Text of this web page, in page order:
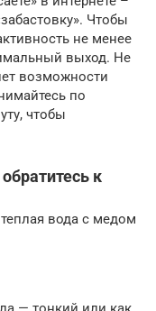
Чтобы
не менее
выход. Не
возможности
по
чтобы
к
вода с медом